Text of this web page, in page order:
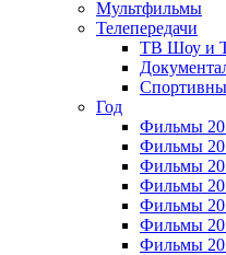
Мультфильмы
Телепередачи
ТВ Шоу и
Год
Фильмы
Фильмы
Фильмы
Фильмы
Фильмы
Фильмы
Фильмы